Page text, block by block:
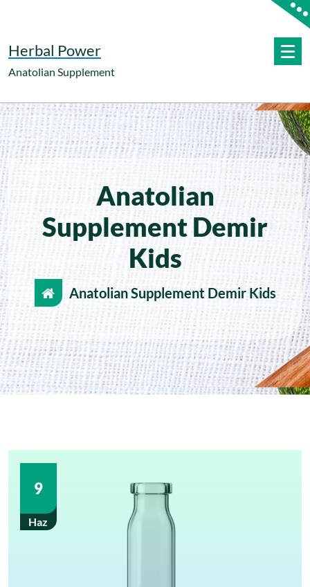
Herbal Power
Anatolian Supplement
Anatolian
Supplement Demir
Kids
Anatolian Supplement Demir Kids
9
Haz